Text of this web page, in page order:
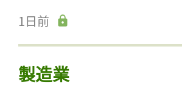
1日前
製造業